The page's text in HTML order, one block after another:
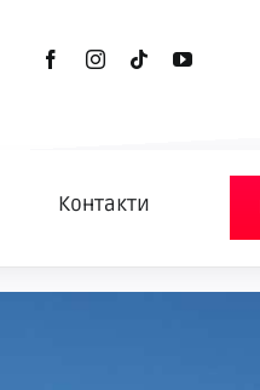
Контакти